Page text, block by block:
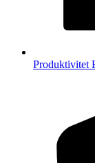
Produktivitet